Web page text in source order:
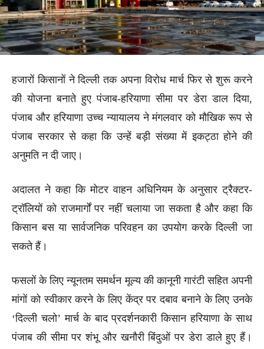
हजारों किसानों ने दिल्ली तक अपना विरोध मार्च फिर से शुरू करने
की योजना बनाते हुए पंजाब-हरियाणा सीमा पर डेरा डाल दिया,
पंजाब और हरियाणा उच्च न्यायालय ने मंगलवार को मौखिक रूप से
पंजाब सरकार से कहा कि उन्हें बड़ी संख्या में इकट्ठा होने की
अनुमति न दी जाए।
अदालत ने कहा कि मोटर वाहन अधिनियम के अनुसार ट्रैक्टर-
ट्रॉलियों को राजमार्गों पर नहीं चलाया जा सकता है और कहा कि
किसान बस या सार्वजनिक परिवहन का उपयोग करके दिल्ली जा
सकते हैं।
फसलों के लिए न्यूनतम समर्थन मूल्य की कानूनी गारंटी सहित अपनी
मांगों को स्वीकार करने के लिए केंद्र पर दबाव बनाने के लिए उनके
‘दिल्ली चलो’ मार्च के बाद प्रदर्शनकारी किसान हरियाणा के साथ
पंजाब की सीमा पर शंभू और खनौरी बिंदुओं पर डेरा डाले हुए हैं।